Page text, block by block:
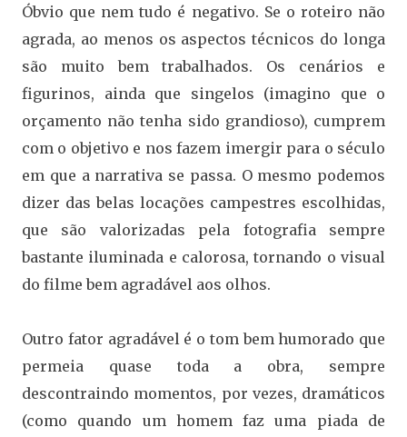
Óbvio que nem tudo é negativo. Se o roteiro não
agrada, ao menos os aspectos técnicos do longa
são muito bem trabalhados. Os cenários e
figurinos, ainda que singelos (imagino que o
orçamento não tenha sido grandioso), cumprem
com o objetivo e nos fazem imergir para o século
em que a narrativa se passa. O mesmo podemos
dizer das belas locações campestres escolhidas,
que são valorizadas pela fotografia sempre
bastante iluminada e calorosa, tornando o visual
do filme bem agradável aos olhos.
Outro fator agradável é o tom bem humorado que
permeia quase toda a obra, sempre
descontraindo momentos, por vezes, dramáticos
(como quando um homem faz uma piada de